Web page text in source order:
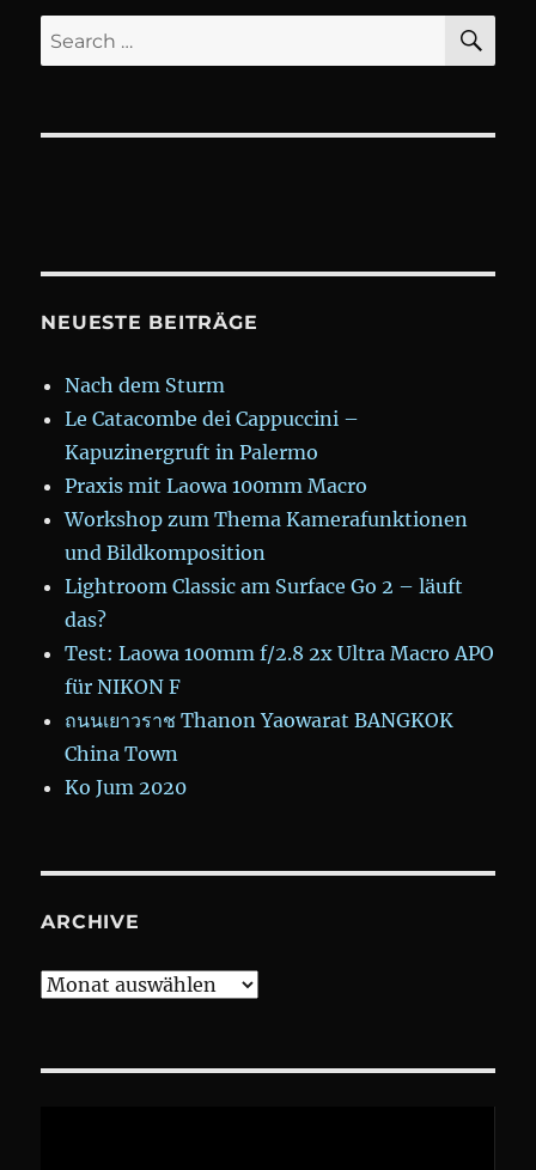
Search
for:
NEUESTE BEITRÄGE
Nach dem Sturm
Le Catacombe dei Cappuccini –
Kapuzinergruft in Palermo
Praxis mit Laowa 100mm Macro
Workshop zum Thema Kamerafunktionen
und Bildkomposition
Lightroom Classic am Surface Go 2 – läuft
das?
Test: Laowa 100mm f/2.8 2x Ultra Macro APO
für NIKON F
ถนนเยาวราช Thanon Yaowarat BANGKOK
China Town
Ko Jum 2020
ARCHIVE
Archive